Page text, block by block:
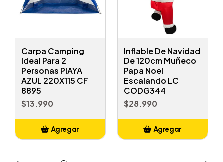
Carpa Camping
Ideal Para 2
Personas PlAYA
AZUL 220X115 CF
8895
$13.990
Agregar
Inflable De Navidad
De 120cm Muñeco
Papa Noel
Escalando LC
CODG344
$28.990
Agregar